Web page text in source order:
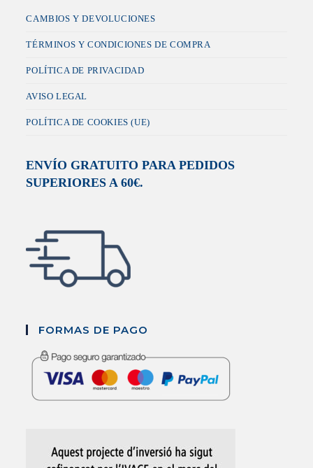
CAMBIOS Y DEVOLUCIONES
TÉRMINOS Y CONDICIONES DE COMPRA
POLÍTICA DE PRIVACIDAD
AVISO LEGAL
POLÍTICA DE COOKIES (UE)
ENVÍO GRATUITO PARA PEDIDOS
SUPERIORES A 60€.
FORMAS DE PAGO